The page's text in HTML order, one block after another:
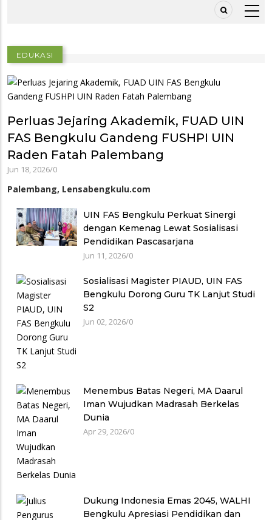
EDUKASI
Perluas Jejaring Akademik, FUAD UIN
FAS Bengkulu Gandeng FUSHPI UIN
Raden Fatah Palembang
Jun 18, 2026/0
Palembang, Lensabengkulu.com
UIN FAS Bengkulu Perkuat Sinergi
dengan Kemenag Lewat Sosialisasi
Pendidikan Pascasarjana
Jun 11, 2026/0
Sosialisasi Magister PIAUD, UIN FAS
Bengkulu Dorong Guru TK Lanjut Studi
S2
Jun 02, 2026/0
Menembus Batas Negeri, MA Daarul
Iman Wujudkan Madrasah Berkelas
Dunia
Apr 29, 2026/0
Dukung Indonesia Emas 2045, WALHI
Bengkulu Apresiasi Pendidikan dan